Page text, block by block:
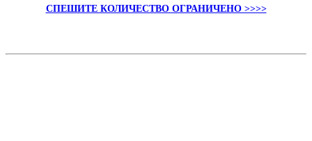
СПЕШИТЕ КОЛИЧЕСТВО ОГРАНИЧЕНО >>>>